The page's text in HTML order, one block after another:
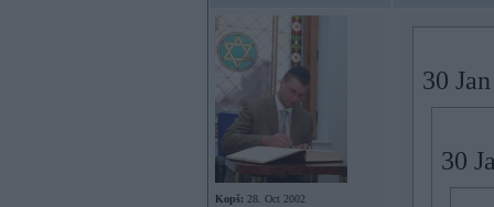
Kopš: 28. Oct 2002
30
30